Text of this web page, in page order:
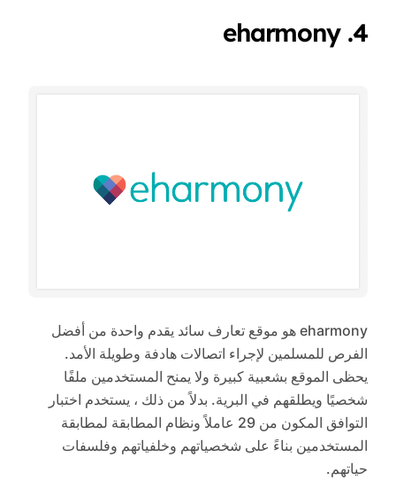
4. eharmony
eharmony هو موقع تعارف سائد يقدم واحدة من أفضل
الفرص للمسلمين لإجراء اتصالات هادفة وطويلة الأمد.
يحظى الموقع بشعبية كبيرة ولا يمنح المستخدمين ملفًا
شخصيًا ويطلقهم في البرية. بدلاً من ذلك ، يستخدم اختبار
التوافق المكون من 29 عاملاً ونظام المطابقة لمطابقة
المستخدمين بناءً على شخصياتهم وخلفياتهم وفلسفات
حياتهم.